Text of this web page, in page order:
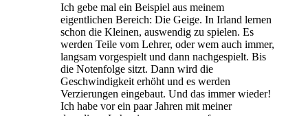
Ich gebe mal ein Beispiel aus meinem
eigentlichen Bereich: Die Geige. In Irland lernen
schon die Kleinen, auswendig zu spielen. Es
werden Teile vom Lehrer, oder wem auch immer,
langsam vorgespielt und dann nachgespielt. Bis
die Notenfolge sitzt. Dann wird die
Geschwindigkeit erhöht und es werden
Verzierungen eingebaut. Und das immer wieder!
Ich habe vor ein paar Jahren mit meiner